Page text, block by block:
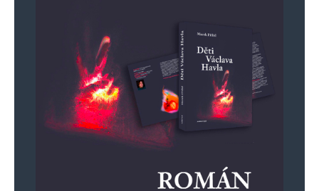
pokračováním volebního výsledku. Fakt, že
nevládne vítěz voleb se stal v EU téměř
pravidlem. Logika v tom nehraje roli. Vítězí
politický marketing… Politiku realizují ti politici,
kterým to voliči dovolili. A vládci na své
příznivce nezapomínají. Pořídíli svým
společně vymýšlejí a uvádějí do praxe vše to,